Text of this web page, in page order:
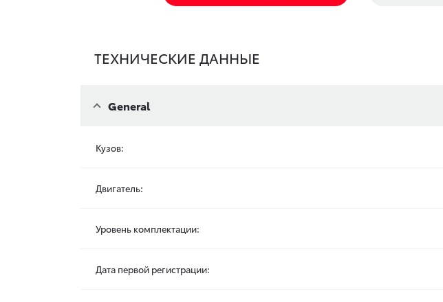
ТЕХНИЧЕСКИЕ ДАННЫЕ
General
Кузов:
Двигатель:
Уровень комплектации:
Дата первой регистрации: